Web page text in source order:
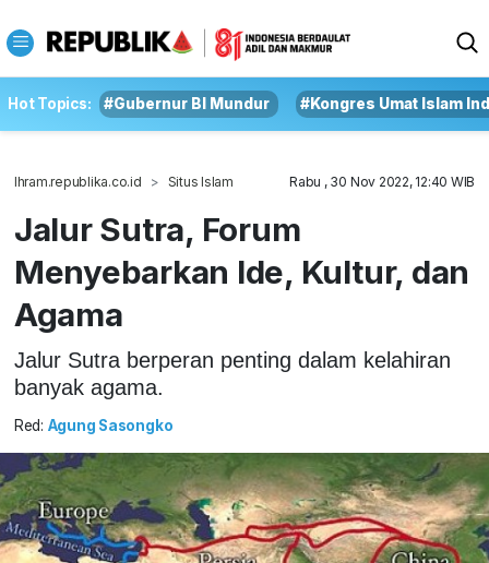
Hot Topics: #Gubernur BI Mundur #Kongres Umat Islam
Ihram.republika.co.id Situs Islam Rabu , 30 Nov 2022, 12:40 WIB
Jalur Sutra, Forum
Menyebarkan Ide, Kultur, dan
Agama
Jalur Sutra berperan penting dalam kelahiran
banyak agama.
Red: Agung Sasongko